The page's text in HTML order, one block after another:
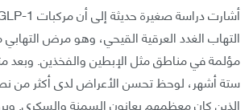
التهاب الغدد العرقية القيحي، وهو مرض
مؤلمة في مناطق مثل الإبطين والفخذين. وبعد
ستة أشهر، لوحظ تحسن الأعراض لدى أكثر من
الذين كان معظمهم يعانون السمنة والسكري.